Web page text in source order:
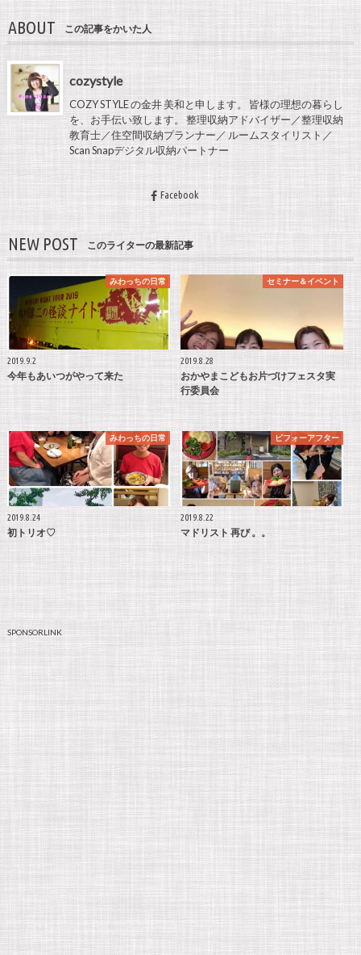
ABOUT この記事をかいた人
cozystyle
COZY STYLE の金井 美和と申します。 皆様の理想の暮らし
を、お手伝い致します。 整理収納アドバイザー／整理収納
教育士／住空間収納プランナー／ ルームスタイリスト／
Scan Snapデジタル収納パートナー
Facebook
NEW POST このライターの最新記事
みわっちの日常
2019.9.2
今年もあいつがやって来た
セミナー＆イベント
2019.8.28
おかやまこどもお片づけフェスタ実
行委員会
みわっちの日常
2019.8.24
初トリオ♡
ビフォーアフター
2019.8.22
マドリスト 再び 。。
SPONSORLINK